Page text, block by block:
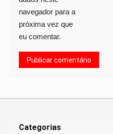
navegador para a
próxima vez que
eu comentar.
Categorias